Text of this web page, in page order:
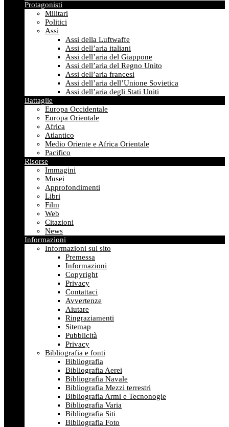
Protagonisti
Militari
Politici
Assi
Assi della Luftwaffe
Assi dell’aria italiani
Assi dell’aria del Giappone
Assi dell’aria del Regno Unito
Assi dell’aria francesi
Assi dell’aria dell’Unione Sovietica
Assi dell’aria degli Stati Uniti
Battaglie
Europa Occidentale
Europa Orientale
Africa
Atlantico
Medio Oriente e Africa Orientale
Pacifico
Risorse
Immagini
Musei
Approfondimenti
Libri
Film
Web
Citazioni
News
Informazioni
Informazioni sul sito
Premessa
Informazioni
Copyright
Privacy
Contattaci
Avvertenze
Aiutare
Ringraziamenti
Sitemap
Pubblicità
Privacy
Bibliografia e fonti
Bibliografia
Bibliografia Aerei
Bibliografia Navale
Bibliografia Mezzi terrestri
Bibliografia Armi e Tecnonogie
Bibliografia Varia
Bibliografia Siti
Bibliografia Foto